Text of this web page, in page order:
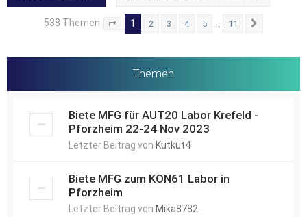
538 Themen Seite von 11
1 2 3 4 5 11
Themen
Biete MFG für AUT20 Labor Krefeld -
Pforzheim 22-24 Nov 2023
Letzter Beitrag von Kutkut4
Biete MFG zum KON61 Labor in
Pforzheim
Letzter Beitrag von Mika8782